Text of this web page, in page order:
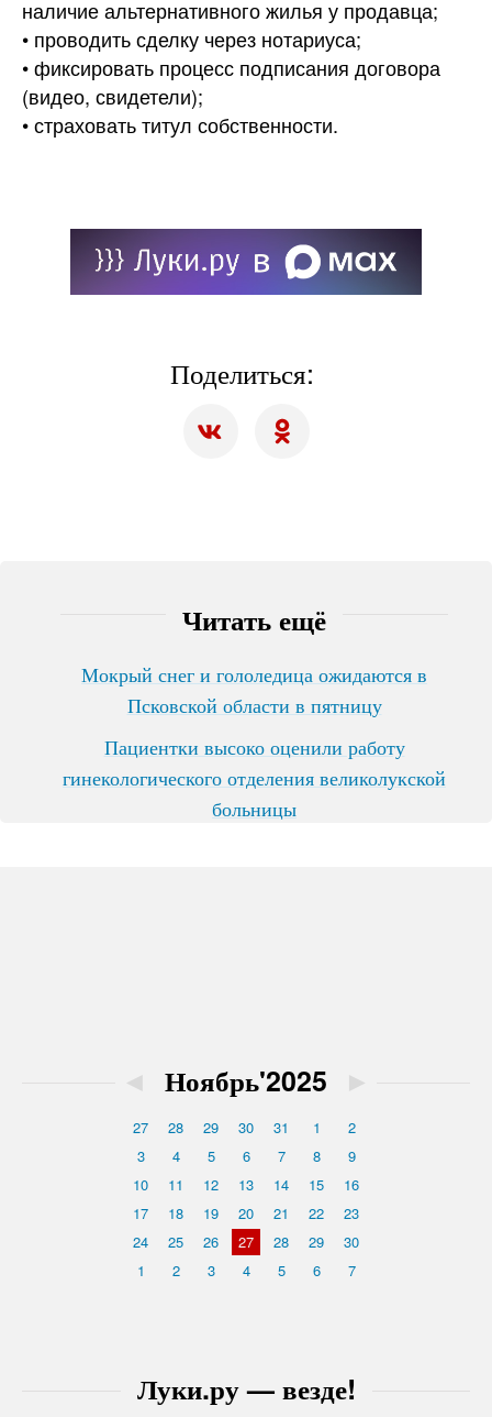
наличие альтернативного жилья у продавца;
• проводить сделку через нотариуса;
• фиксировать процесс подписания договора
(видео, свидетели);
• страховать титул собственности.
Поделиться:
Читать ещё
Мокрый снег и гололедица ожидаются в
Псковской области в пятницу
Пациентки высоко оценили работу
гинекологического отделения великолукской
больницы
Луки.ру — везде!
◄ Ноябрь'2025 ►
27 28 29 30 31 1
2
3
4 5 6 7 8
9
10
11 12 13 14 15
16
17
18 19 20 21 22
23
24
25 26 27 28 29
30
1
2 3 4 5 6 7